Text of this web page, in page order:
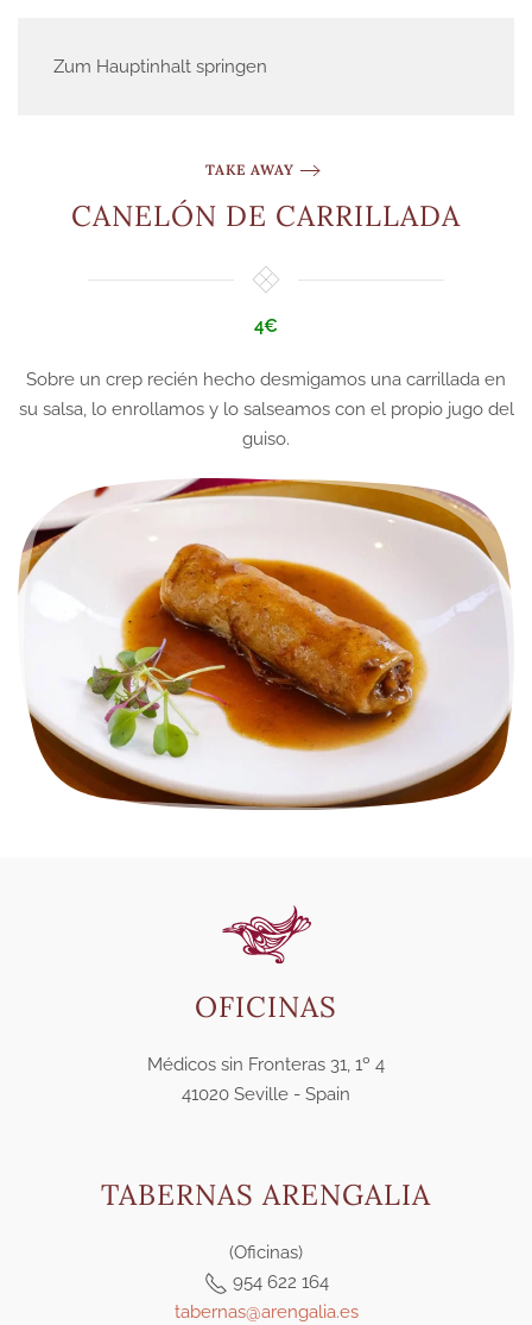
Zum Hauptinhalt springen
TAKE AWAY
CANELÓN DE CARRILLADA
4€
Sobre un crep recién hecho desmigamos una carrillada en
su salsa, lo enrollamos y lo salseamos con el propio jugo del
guiso.
OFICINAS
Médicos sin Fronteras 31, 1º 4
41020 Seville - Spain
TABERNAS ARENGALIA
(Oficinas)
954 622 164
tabernas@arengalia.es